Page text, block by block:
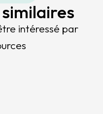
intéressé par